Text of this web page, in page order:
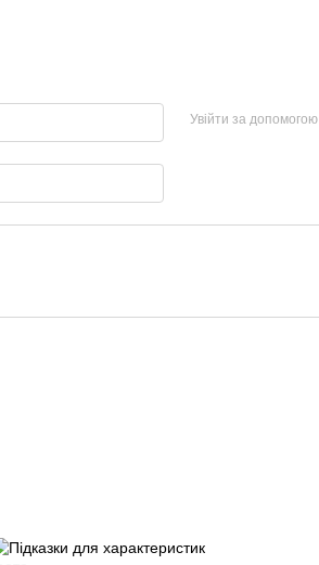
Увійти за допомогою